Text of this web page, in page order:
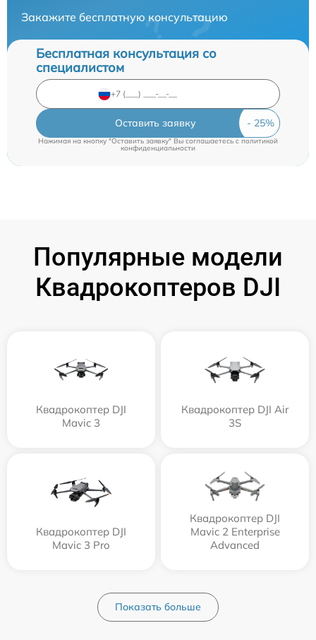
Закажите бесплатную консультацию
Бесплатная консультация со
специалистом
Оставить заявку
Нажимая на кнопку "Оставить заявку" Вы соглашаетесь cполитикой
конфиденциальности
Популярные модели
Квадрокоптеров DJI
Квадрокоптер DJI
Mavic 3
Квадрокоптер DJI Air
3S
Квадрокоптер DJI
Mavic 3 Pro
Квадрокоптер DJI
Mavic 2 Enterprise
Advanced
Показать больше